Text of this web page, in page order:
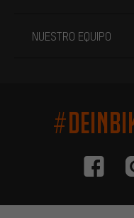
NUESTRO EQUIPO